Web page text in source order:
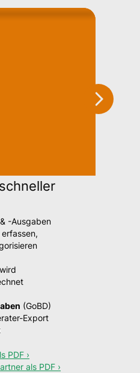
schneller
& -Ausgaben
wird
(GoBD)
Export
PDF ›
als PDF ›